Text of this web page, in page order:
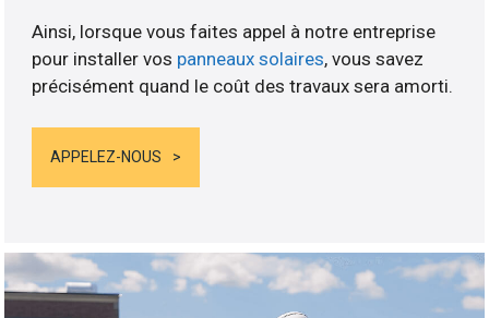
Ainsi, lorsque vous faites appel à notre entreprise
pour installer vos panneaux solaires, vous savez
précisément quand le coût des travaux sera amorti.
APPELEZ-NOUS